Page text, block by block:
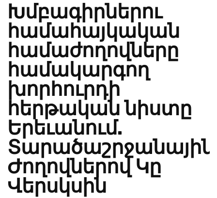
Խմբագիրներու
համահայկական
համաժողովները
համակարգող
խորհուրդի
հերթական նիստը
Երեւանում.
Տարածաշրջանային
Ժողովներով Կը
Վերսկսին